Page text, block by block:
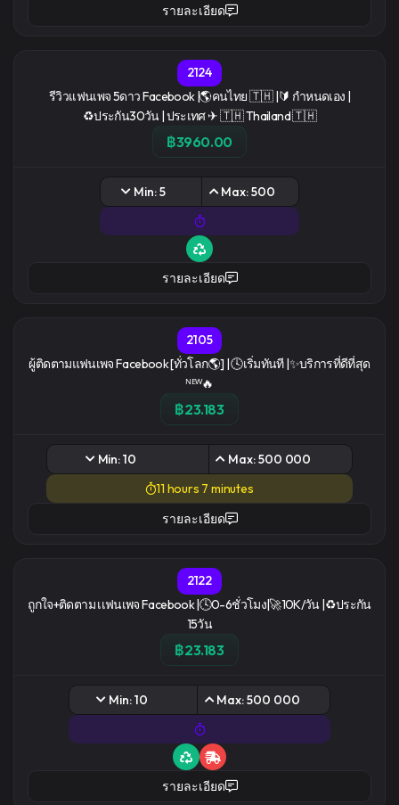
รายละเอียด
2124
รีวิวเเฟนเพจ 5ดาว Facebook |🌎คนไทย 🇹🇭 |🔰 กำหนดเอง |
♻️ประกัน30วัน | ประเทศ ✈ 🇹🇭 Thailand 🇹🇭
฿3960.00
Min: 5 Max: 500
รายละเอียด
2105
ผู้ติดตามแฟนเพจ Facebook [ทั่วโลก🌎] | 🕓เริ่มทันที |✨บริการที่ดีที่สุด
ᴺᴱᵂ🔥
฿23.183
Min: 10
Max: 500 000
11 hours 7 minutes
รายละเอียด
2122
ถูกใจ+ติดตาม เเฟนเพจ Facebook |🕓0-6ชั่วโมง|🚀10K/วัน |♻️ประกัน
15วัน
฿23.183
Min: 10 Max: 500 000
รายละเอียด